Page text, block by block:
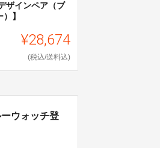
ザインペア（ブ
】
¥28,674
(税込/送料込)
ウォッチ登